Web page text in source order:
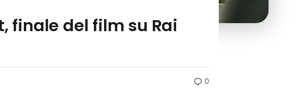
finale del film su Rai
0